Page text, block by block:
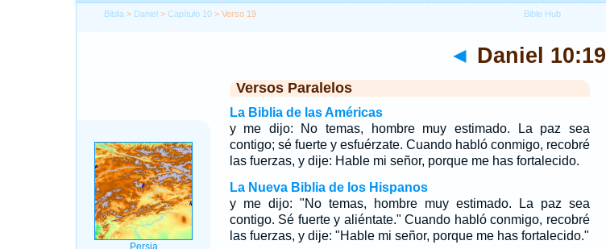
Biblia > Daniel >Capítulo 10 > Verso 19
◄ Daniel 10:19
Versos Paralelos
La Biblia de las Américas
y me dijo: No temas, hombre muy estimado. La paz sea
contigo; sé fuerte y esfuérzate. Cuando habló conmigo, recobré
las fuerzas, y dije: Hable mi señor, porque me has fortalecido.
La Nueva Biblia de los Hispanos
y me dijo: "No temas, hombre muy estimado. La paz sea
contigo. Sé fuerte y aliéntate." Cuando habló conmigo, recobré
las fuerzas, y dije: "Hable mi señor, porque me has fortalecido."